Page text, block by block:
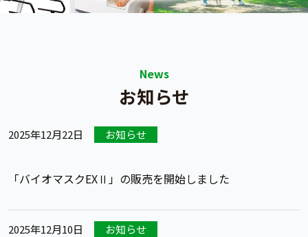
News
お知らせ
2025年12月22日 お知らせ
「バイオマスクEXⅡ」の販売を開始しました
2025年12月10日 お知らせ